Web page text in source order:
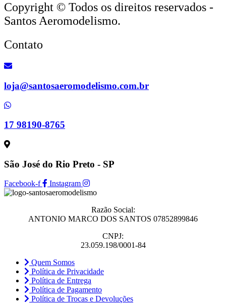
Copyright © Todos os direitos reservados -
Santos Aeromodelismo.
Contato
loja@santosaeromodelismo.com.br
17 98190-8765
São José do Rio Preto - SP
Facebook-f Instagram
Razão Social:
ANTONIO MARCO DOS SANTOS 07852899846
CNPJ:
23.059.198/0001-84
Quem Somos
Política de Privacidade
Política de Entrega
Política de Pagamento
Política de Trocas e Devoluções